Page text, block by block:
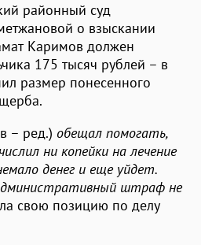
районный суд
о взыскании
Каримов должен
175 тысяч рублей – в
размер понесенного
– ред.) обещал помогать,
ни копейки на лечение
денег и еще уйдет.
штраф не
свою позицию по делу